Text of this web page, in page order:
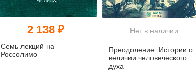
2 138 ₽
Семь лекций на
Россолимо
Нет в наличии
Преодоление. Истории о
величии человеческого
духа